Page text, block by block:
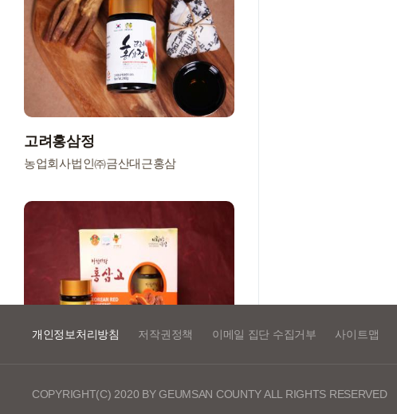
고려홍삼정
농업회사법인㈜금산대근홍삼
개인정보처리방침 저작권정책 이메일 집단 수집거부 사이트맵
COPYRIGHT(C) 2020 BY GEUMSAN COUNTY ALL RIGHTS RESERVED